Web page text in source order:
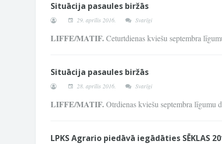
Situācija pasaules biržās
29. aprīlis 2016. Svarīgi
LIFFE/MATIF.Ceturtdienas kviešu septembra
Situācija pasaules biržās
28. aprīlis 2016. Svarīgi
LIFFE/MATIF.Otrdienas kviešu septembra līgumu
LPKS Agrario piedāvā iegādāties SĒKLAS